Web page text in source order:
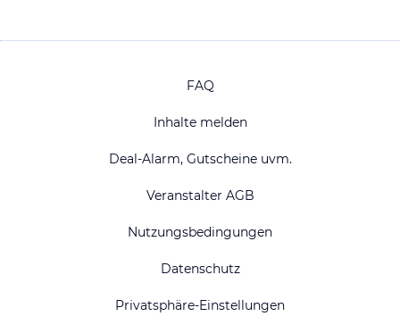
FAQ
Inhalte melden
Deal-Alarm, Gutscheine uvm.
Veranstalter AGB
Nutzungsbedingungen
Datenschutz
Privatsphäre-Einstellungen